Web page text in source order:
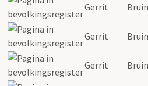
Gerrit
Gerrit
Gerrit